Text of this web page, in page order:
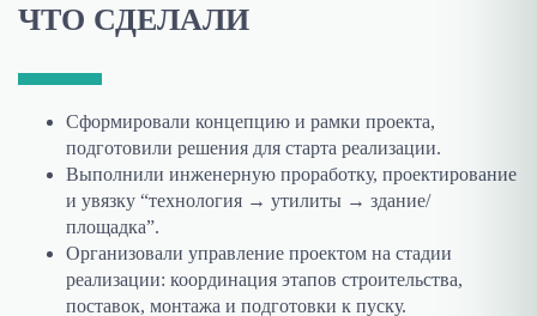
ЧТО СДЕЛАЛИ
Сформировали концепцию и рамки проекта,
подготовили решения для старта реализации.
Выполнили инженерную проработку, проектирование
и увязку “технология → утилиты → здание/
площадка”.
Организовали управление проектом на стадии
реализации: координация этапов строительства,
поставок, монтажа и подготовки к пуску.